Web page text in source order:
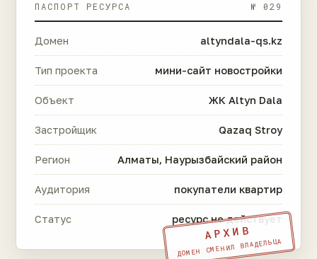
ПАСПОРТ РЕСУРСА № 029
Домен altyndala-qs.kz
Тип проекта мини-сайт новостройки
Объект ЖК Altyn Dala
Застройщик Qazaq Stroy
Регион Алматы, Наурызбайский район
Аудитория покупатели квартир
Статус ресурс не действует
АРХИВ
ДОМЕН СМЕНИЛ ВЛАДЕЛЬЦА